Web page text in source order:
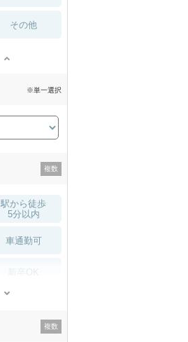
その他
※単一選択
駅から徒歩
5分以内
車通勤可